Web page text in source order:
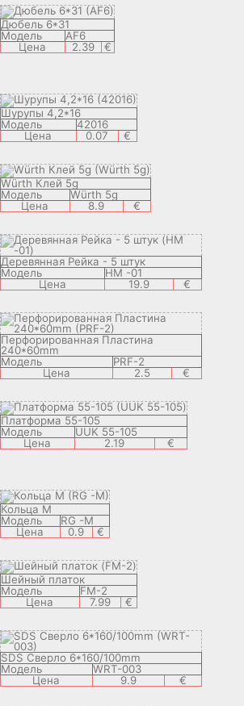
Дюбель 6*31
Модель
AF6
Цена
2.39 €
Шурупы 4,2*16
Модель
42016
Цена
0.07 €
Würth Клей 5g
Модель
Würth 5g
Цена
8.9 €
Деревянная Рейка - 5 штук
Модель
HM -01
Цена
19.9 €
Перфорированная Пластина
240*60mm
Модель
PRF-2
Цена
2.5 €
Платформа 55-105
Модель
UUK 55-105
Цена
2.19 €
Кольца M
Модель
RG -M
Цена
0.9 €
Шейный платок
Модель
FM-2
Цена
7.99 €
SDS Сверло 6*160/100mm
Модель
WRT-003
Цена
9.9 €